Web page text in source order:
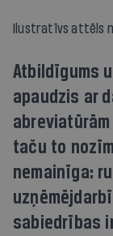
Ilustratīvs attēls
Atbildīgums
apaudzis ar
abreviatūrām
taču to
nemainīga:
sabiedrības